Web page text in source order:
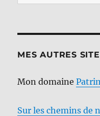
pour :
MES AUTRES
Mon domaine
Sur les chemins de